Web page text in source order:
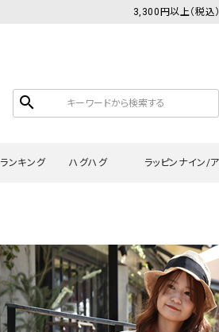
3,300円以上（税込
search
ランキング ハグハグ
タンクトップ・キャミソール
カーディガン・ベスト
シャツ・ブラウス
チ
ラッピンナイン/
シャツ・ブラウス
カーディガン
ベスト